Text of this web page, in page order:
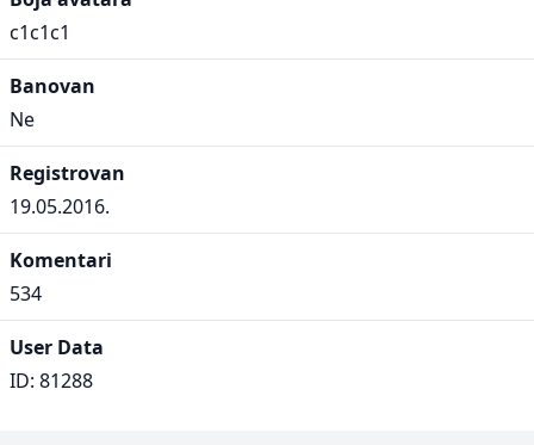
c1c1c1
Banovan
Ne
Registrovan
19.05.2016.
Komentari
534
User Data
ID: 81288